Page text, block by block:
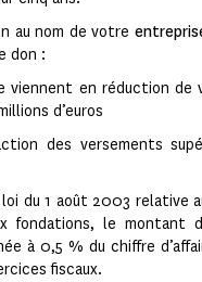
au nom de votre
don :
viennent en réduction de
d’euros
des versements
du 1 août 2003 relative
fondations, le montant
à 0,5 % du chiffre
fiscaux.